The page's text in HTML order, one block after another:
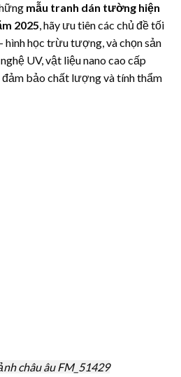
mẫu tranh dán tường hiện
2025, hãy ưu tiên các chủ đề tối
hình học trừu tượng, và chọn sản
UV, vật liệu nano cao cấp
đảm bảo chất lượng và tính thẩm
châu âu FM_51429